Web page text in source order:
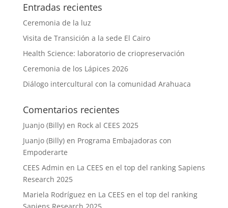
Entradas recientes
Ceremonia de la luz
Visita de Transición a la sede El Cairo
Health Science: laboratorio de criopreservación
Ceremonia de los Lápices 2026
Diálogo intercultural con la comunidad Arahuaca
Comentarios recientes
Juanjo (Billy)en Rock al CEES 2025
Juanjo (Billy)en Programa Embajadoras con
Empoderarte
CEES Admin en La CEES en el top del ranking Sapiens
Research 2025
Mariela Rodríguez en La CEES en el top del ranking
Sapiens Research 2025